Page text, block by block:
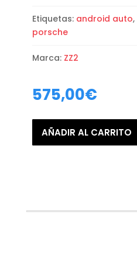
Etiquetas: android auto,
porsche
Marca: ZZ2
575,00€
AÑADIR AL CARRITO